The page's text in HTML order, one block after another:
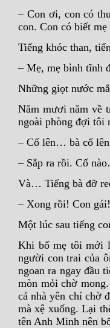
– Con ơi, con có
con. Con có biết
Tiếng khóc than,
– Mẹ, mẹ bình tĩnh
Những giọt nước
Năm mươi năm về
ngoài phòng đợi tôi
– Cố lên… bà cố
– Sắp ra rồi. Cố
Và… Tiếng bà đỡ
– Xong rồi! Con
Một lúc sau tiếng
Khi bố mẹ tôi mới
người con trai của
ngoan ra ngay đầu
mòn mỏi chờ
cả nhà yên chí chờ
mà xệ xuống. Lại
tên Anh Minh nên